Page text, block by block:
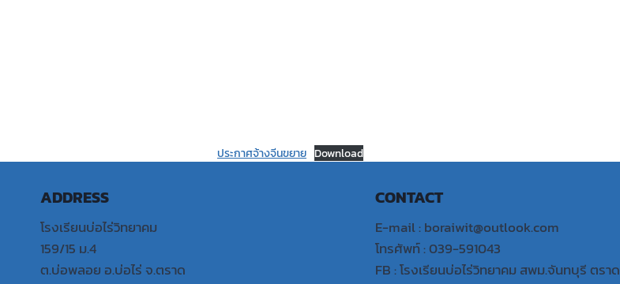
ประกาศจ้างจีนขยาย Download
ADDRESS
โรงเรียนบ่อไร่วิทยาคม
159/15 ม.4
ต.บ่อพลอย อ.บ่อไร่ จ.ตราด
CONTACT
E-mail : boraiwit@outlook.com
โทรศัพท์ : 039-591043
FB : โรงเรียนบ่อไร่วิทยาคม สพม.จันทบุรี ตราด